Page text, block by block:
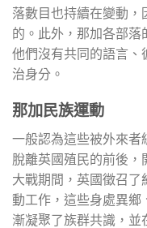
落數目也持續在變動
的。此外，那加各部落
他們沒有共同的語言、
治身分。
那加民族運動
一般認為這些被外來者
脫離英國殖民的前後
大戰期間，英國徵召了
動工作，這些身處異鄉
漸凝聚了族群共識，